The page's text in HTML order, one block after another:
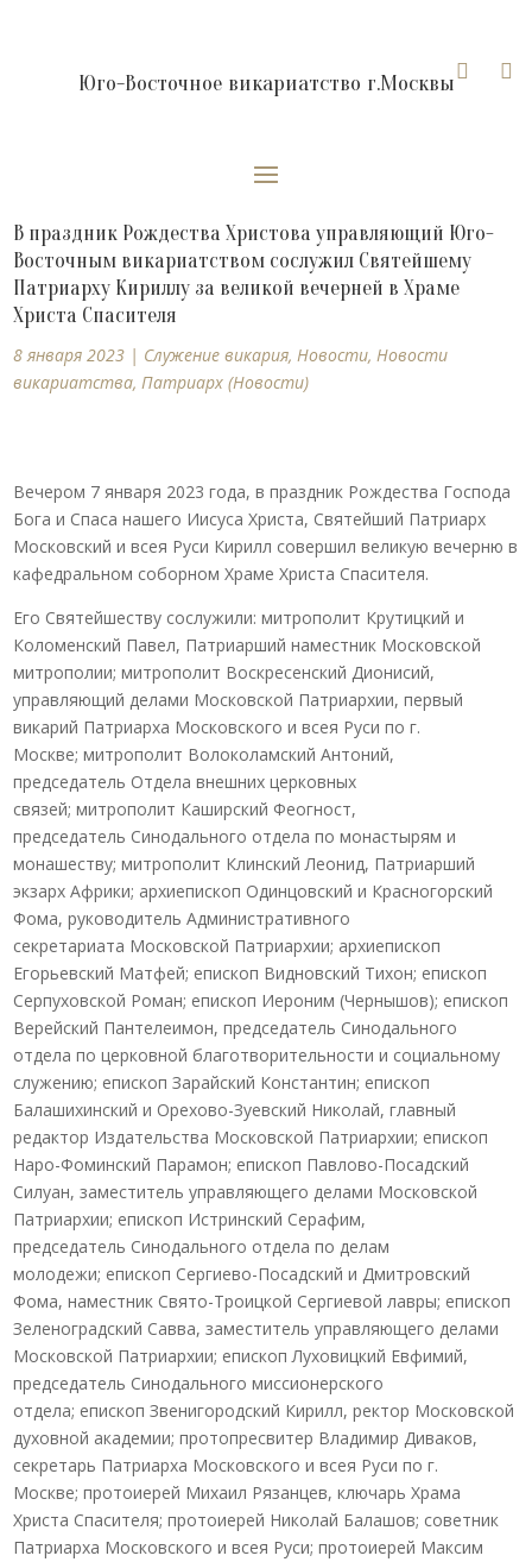
 
Юго-Восточное викариатство г.Москвы
В праздник Рождества Христова управляющий Юго-
Восточным викариатством сослужил Святейшему
Патриарху Кириллу за великой вечерней в Храме
Христа Спасителя
8 января 2023 | Cлужение викария,Новости,Новости
викариатства,Патриарх (Новости)
Вечером 7 января 2023 года, в праздник Рождества Господа
Бога и Спаса нашего Иисуса Христа, Святейший Патриарх
Московский и всея Руси Кирилл совершил великую вечерню в
кафедральном соборном Храме Христа Спасителя.
Его Святейшеству сослужили: митрополит Крутицкий и
Коломенский Павел, Патриарший наместник Московской
митрополии; митрополит Воскресенский Дионисий,
управляющий делами Московской Патриархии, первый
викарий Патриарха Московского и всея Руси по г.
Москве; митрополит Волоколамский Антоний,
председатель Отдела внешних церковных
связей; митрополит Каширский Феогност,
председатель Синодального отдела по монастырям и
монашеству; митрополит Клинский Леонид, Патриарший
экзарх Африки; архиепископ Одинцовский и Красногорский
Фома, руководитель Административного
секретариата Московской Патриархии; архиепископ
Егорьевский Матфей; епископ Видновский Тихон; епископ
Серпуховской Роман; епископ Иероним (Чернышов); епископ
Верейский Пантелеимон, председатель Синодального
отдела по церковной благотворительности и социальному
служению; епископ Зарайский Константин; епископ
Балашихинский и Орехово-Зуевский Николай, главный
редактор Издательства Московской Патриархии; епископ
Наро-Фоминский Парамон; епископ Павлово-Посадский
Силуан, заместитель управляющего делами Московской
Патриархии; епископ Истринский Серафим,
председатель Синодального отдела по делам
молодежи; епископ Сергиево-Посадский и Дмитровский
Фома, наместник Свято-Троицкой Сергиевой лавры; епископ
Зеленоградский Савва, заместитель управляющего делами
Московской Патриархии; епископ Луховицкий Евфимий,
председатель Синодального миссионерского
отдела; епископ Звенигородский Кирилл, ректор Московской
духовной академии; протопресвитер Владимир Диваков,
секретарь Патриарха Московского и всея Руси по г.
Москве; протоиерей Михаил Рязанцев, ключарь Храма
Христа Спасителя; протоиерей Николай Балашов; советник
Патриарха Московского и всея Руси; протоиерей Максим